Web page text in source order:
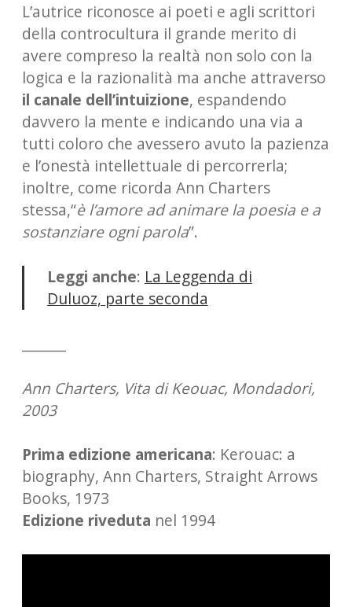
L’autrice riconosce ai poeti e agli scrittori
della controcultura il grande merito di
avere compreso la realtà non solo con la
logica e la razionalità ma anche attraverso
il canale dell’intuizione, espandendo
davvero la mente e indicando una via a
tutti coloro che avessero avuto la pazienza
e l’onestà intellettuale di percorrerla;
inoltre, come ricorda Ann Charters
stessa,“è l’amore ad animare la poesia e a
sostanziare ogni parola”.
Leggi anche: La Leggenda di
Duluoz, parte seconda
Ann Charters, Vita di Keouac, Mondadori,
2003
Prima edizione americana: Kerouac: a
biography, Ann Charters, Straight Arrows
Books, 1973
Edizione riveduta nel 1994